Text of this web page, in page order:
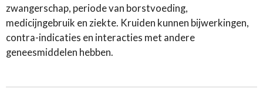
zwangerschap, periode van borstvoeding,
medicijngebruik en ziekte. Kruiden kunnen bijwerkingen,
contra-indicaties en interacties met andere
geneesmiddelen hebben.